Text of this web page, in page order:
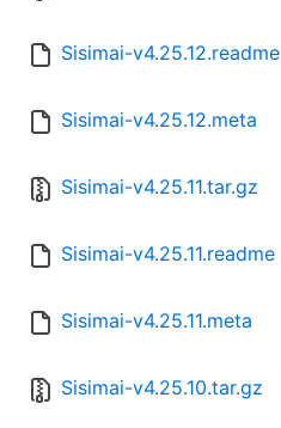
Sisimai-v4.25.12.readme
Sisimai-v4.25.12.meta
Sisimai-v4.25.11.tar.gz
Sisimai-v4.25.11.readme
Sisimai-v4.25.11.meta
Sisimai-v4.25.10.tar.gz